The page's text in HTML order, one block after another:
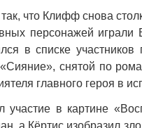
что Клифф снова
персонажей
в списке
снятой по
главного героя в
участие в картине
а Кёртис изобразил